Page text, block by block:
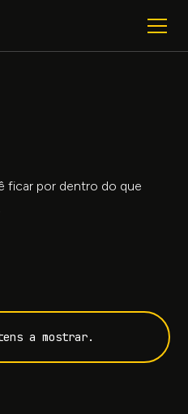
ficar por dentro do que
a mostrar.